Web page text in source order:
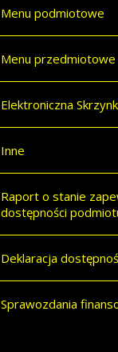
Menu podmiotowe
Menu przedmiotowe
Elektroniczna
Inne
Raport o stanie
dostępności
Deklaracja
Sprawozdania